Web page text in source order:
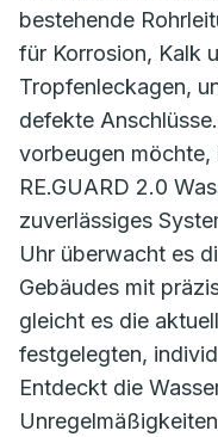
bestehende
für Korrosion, Kalk
Tropfenleckagen,
defekte
vorbeugen möchte,
RE.GUARD 2.0
zuverlässiges
Uhr überwacht es
Gebäudes mit
gleicht es die
festgelegten,
Entdeckt die